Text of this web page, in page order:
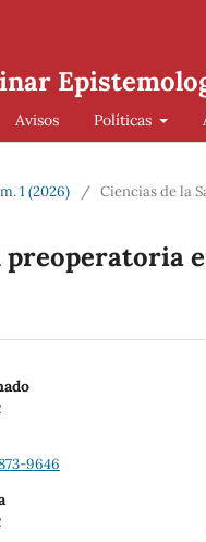
Avisos Políticas
1 (2026) / Ciencias de la
preoperatoria
9646